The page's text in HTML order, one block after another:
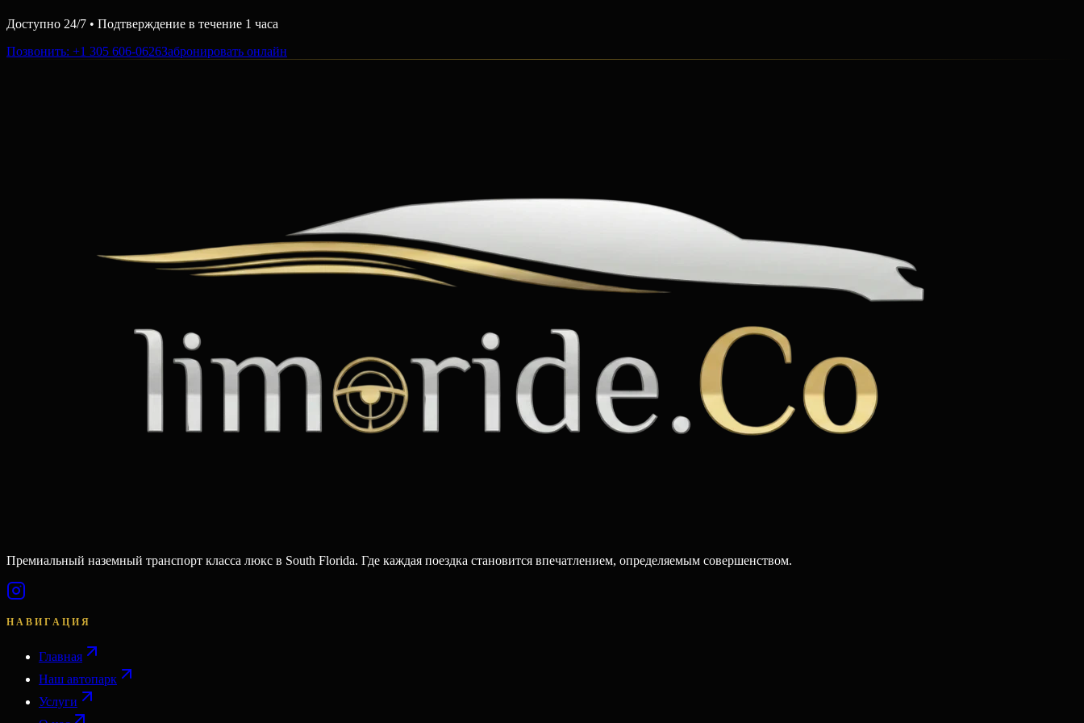
Доступно 24/7 • Подтверждение в течение 1 часа
Позвонить: +1 305 606-0626Забронировать онлайн
Премиальный наземный транспорт класса люкс в South Florida. Где каждая поездка становится впечатлением, определяемым совершенством.
НАВИГАЦИЯ
Главная
Наш автопарк
Услуги